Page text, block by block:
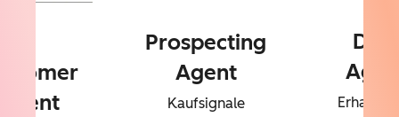
Prospecting
Agent
Kaufsignale
Erhalten